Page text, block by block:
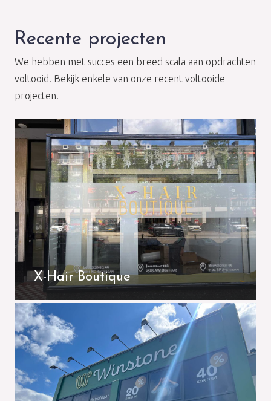
Recente projecten
We hebben met succes een breed scala aan opdrachten
voltooid. Bekijk enkele van onze recent voltooide
projecten.
X-Hair Boutique